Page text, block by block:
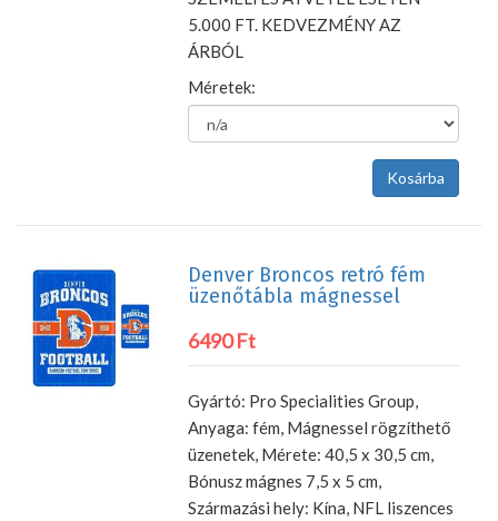
5.000 FT. KEDVEZMÉNY AZ
ÁRBÓL
Méretek:
Denver Broncos retró fém
üzenőtábla mágnessel
6490 Ft
Gyártó: Pro Specialities Group,
Anyaga: fém, Mágnessel rögzíthető
üzenetek, Mérete: 40,5 x 30,5 cm,
Bónusz mágnes 7,5 x 5 cm,
Származási hely: Kína, NFL liszences